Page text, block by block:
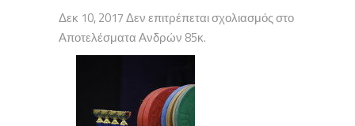
Δεκ 10, 2017 Δεν επιτρέπεται σχολιασμός στο
Αποτελέσματα Ανδρών 85κ.